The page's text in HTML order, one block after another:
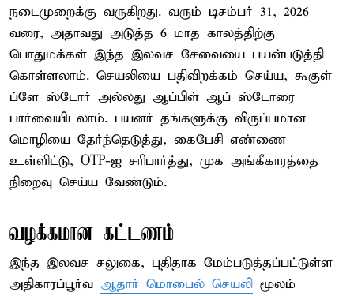
நடைமுறைக்கு வருகிறது. வரும் டிசம்பர் 31, 2026
வரை, அதாவது அடுத்த 6 மாத காலத்திற்கு
பொதுமக்கள் இந்த இலவச சேவையை பயன்படுத்தி
கொள்ளலாம். செயலியை பதிவிறக்கம் செய்ய, கூகுள்
ப்ளே ஸ்டோர் அல்லது ஆப்பிள் ஆப் ஸ்டோரை
பார்வையிடலாம். பயனர் தங்களுக்கு விருப்பமான
மொழியை தேர்ந்தெடுத்து, கைபேசி எண்ணை
உள்ளிட்டு, OTP-ஐ சரிபார்த்து, முக அங்கீகாரத்தை
நிறைவு செய்ய வேண்டும்.
வழக்கமான கட்டணம்
இந்த இலவச சலுகை, புதிதாக மேம்படுத்தப்பட்டுள்ள
அதிகாரப்பூர்வ ஆதார் மொபைல் செயலி மூலம்